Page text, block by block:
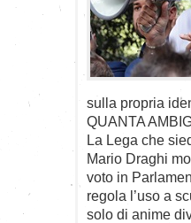
sulla propria
QUANTA
La Lega che
Mario Draghi
voto in
regola l’uso a
solo di anime